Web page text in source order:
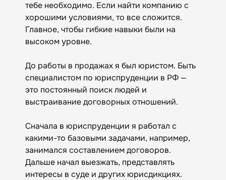
тебе необходимо. Если найти компанию с
хорошими условиями, то все сложится.
Главное, чтобы гибкие навыки были на
высоком уровне.
До работы в продажах я был юристом. Быть
специалистом по юриспруденции в РФ —
это постоянный поиск людей и
выстраивание договорных отношений.
Сначала в юриспруденции я работал с
какими-то базовыми задачами, например,
занимался составлением договоров.
Дальше начал выезжать, представлять
интересы в суде и других юрисдикциях.